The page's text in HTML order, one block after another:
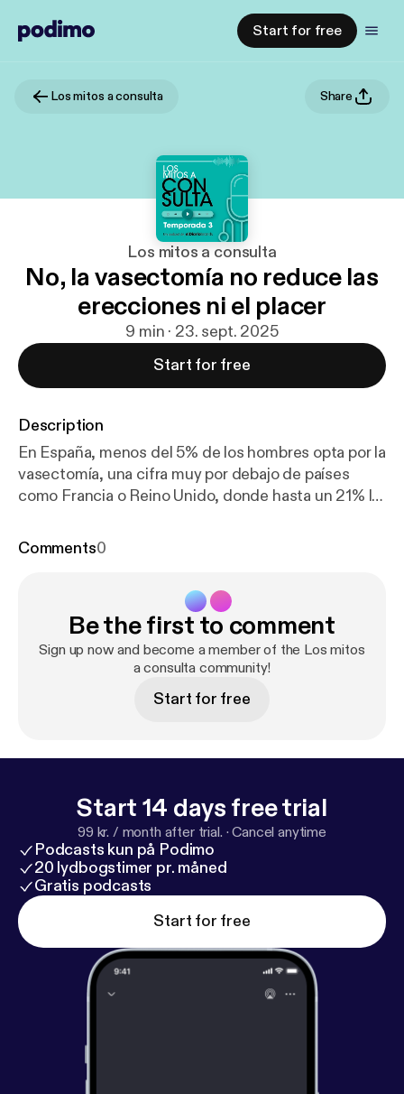
Start for free
Los mitos a consulta Share
Los mitos a consulta
No, la vasectomía no reduce las
erecciones ni el placer
9 min · 23. sept. 2025
Start for free
Description
En España, menos del 5% de los hombres opta por la
vasectomía, una cifra muy por debajo de países
como Francia o Reino Unido, donde hasta un 21% la
diferencia se esconde un tabú cultural y los mitos
Urología del Hospital Universitario General de
Villalba, en realidad es un procedimiento “sencillo y
muy seguro, que realizamos de forma ambulatoria”.
See omnystudio.com/listener [https://omnystudio.c
] for privacy information.
Comments0
Be the first to comment
Sign up now and become a member of the Los mitos
a consulta community!
Start for free
Start 14 days free trial
99 kr. / month after trial. ·Cancel anytime
Podcasts kun på Podimo
20 lydbogstimer pr. måned
Gratis podcasts
Start for free